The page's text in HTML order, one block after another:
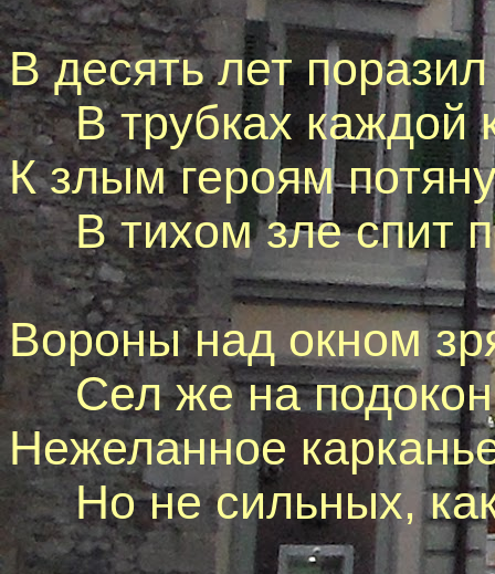
В десять лет
В трубкax каждой
К злым героям
В тихом зле спит
Вороны над окном
Сел же на
Нежеланное
Но не сильных, как